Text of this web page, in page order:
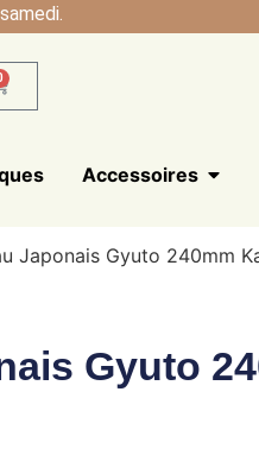
Accessoires
Japonais Gyuto 240mm
Gyuto